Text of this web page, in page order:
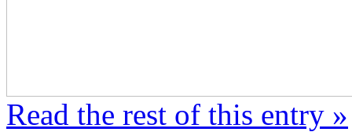
Read the rest of this entry »